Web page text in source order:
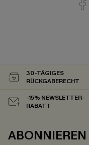
30-TÄGIGES
RÜCKGABERECHT
-15% NEWSLETTER-
RABATT
ABONNIEREN